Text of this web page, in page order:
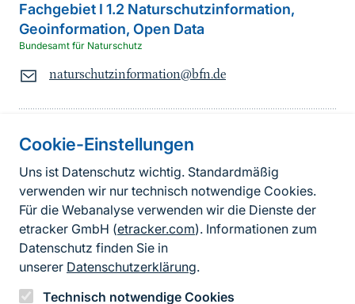
Cookie-Einstellungen
Uns ist Datenschutz wichtig. Standardmäßig
verwenden wir nur technisch notwendige Cookies.
Für die Webanalyse verwenden wir die Dienste der
etracker GmbH (etracker.com). Informationen zum
Datenschutz finden Sie in
unserer Datenschutzerklärung.
Technisch notwendige Cookies
Fachgebiet I 1.2 Naturschutzinformation,
Geoinformation, Open Data
Bundesamt für Naturschutz
naturschutzinformation@bfn.de
Informationen zur Seite
FußzeileKontakt zum BfN
Kontaktformular
Erklärung zur Barrierefreiheit
Impressum